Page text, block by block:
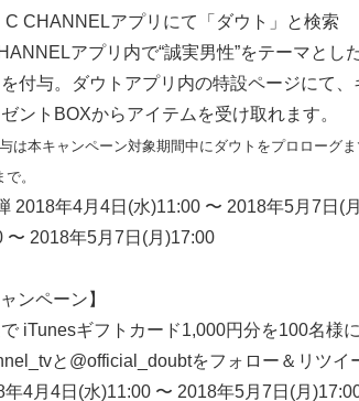
C CHANNELアプリにて「ダウト」と検索
アプリ内で“誠実男性”をテーマとし
付与。ダウトアプリ内の特設ページにて
ントBOXからアイテムを受け取れます。
は本キャンペーン対象期間中にダウトをプロローグま
。
2018年4月4日(水)11:00 〜 2018年5月7日(
〜 2018年5月7日(月)17:00
ンペーン】
iTunesギフトカード1,000円分を100名様
と@official_doubtをフォロー＆リツイ
4月4日(水)11:00 〜 2018年5月7日(月